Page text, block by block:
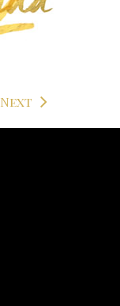
Next